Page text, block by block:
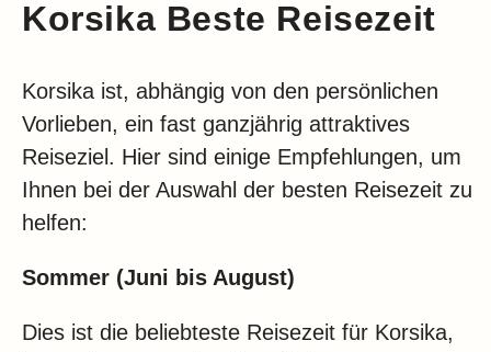
Korsika Beste Reisezeit
Korsika ist, abhängig von den persönlichen
Vorlieben, ein fast ganzjährig attraktives
Reiseziel. Hier sind einige Empfehlungen, um
Ihnen bei der Auswahl der besten Reisezeit zu
helfen:
Sommer (Juni bis August)
Dies ist die beliebteste Reisezeit für Korsika,